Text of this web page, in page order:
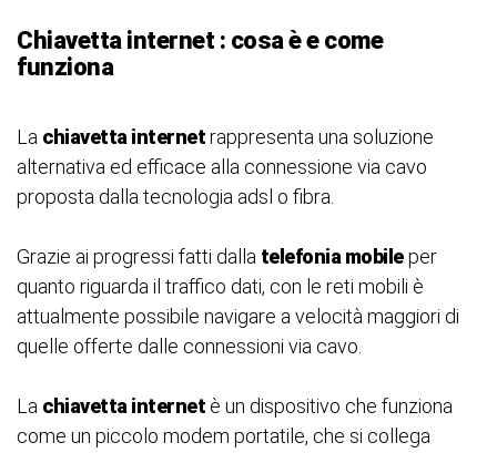
Chiavetta internet : cosa è e come
funziona
La chiavetta internetrappresenta una soluzione
alternativa ed efficace alla connessione via cavo
proposta dalla tecnologia adsl o fibra.
Grazie ai progressi fatti dalla telefonia mobileper
quanto riguarda il traffico dati, con le reti mobili è
attualmente possibile navigare a velocità maggiori di
quelle offerte dalle connessioni via cavo.
La chiavetta internet è un dispositivo che funziona
come un piccolo modem portatile, che si collega